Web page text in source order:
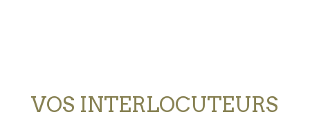
​VOS INTERLOCUTEURS